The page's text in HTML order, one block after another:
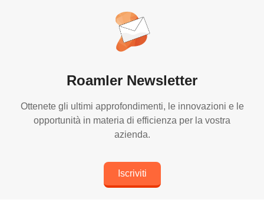
Roamler Newsletter
Ottenete gli ultimi approfondimenti, le innovazioni e le
opportunità in materia di efficienza per la vostra
azienda.
Iscriviti